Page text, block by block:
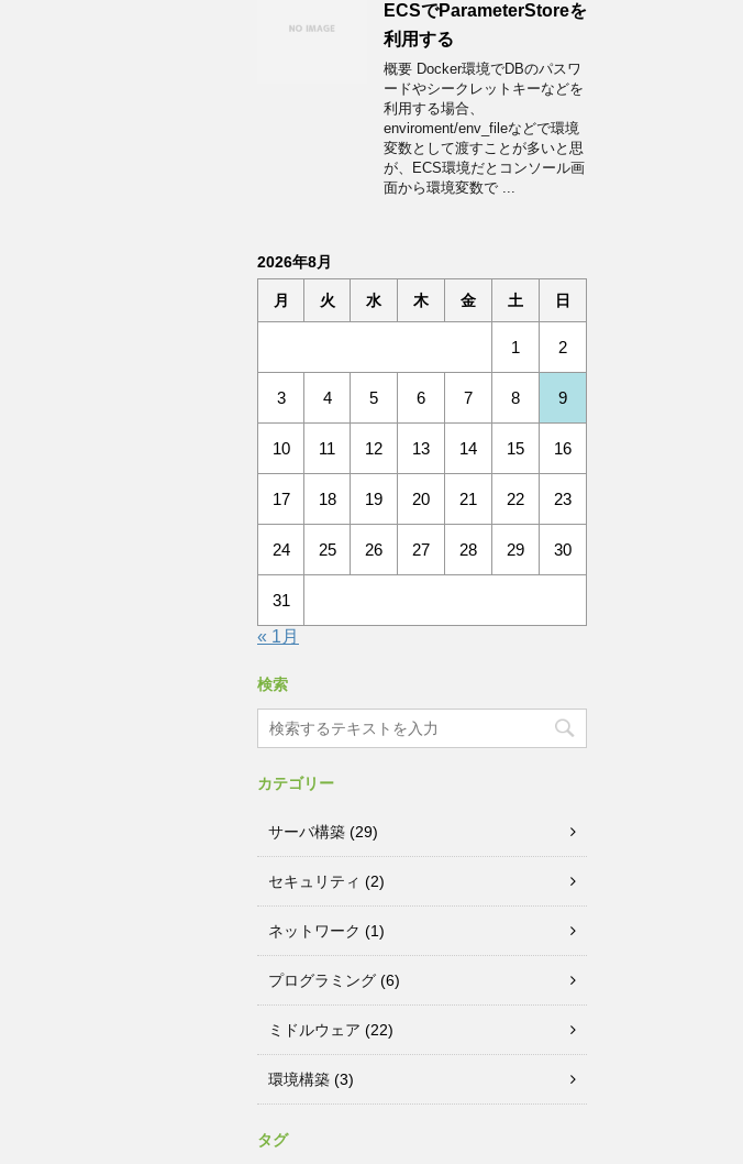
ECSでParameterStoreを
利用する
概要 Docker環境でDBのパスワ
ードやシークレットキーなどを
利用する場合、
enviroment/env_fileなどで環境
変数として渡すことが多いと思
が、ECS環境だとコンソール画
面から環境変数で ...
2026年8月
月 火 水 木 金 土 日
1 2
3 4 5 6 7 8 9
10 11 12 13 14 15 16
17 18 19 20 21 22 23
24 25 26 27 28 29 30
31
« 1月
検索
カテゴリー
サーバ構築 (29)
セキュリティ (2)
ネットワーク (1)
プログラミング (6)
ミドルウェア (22)
環境構築 (3)
タグ